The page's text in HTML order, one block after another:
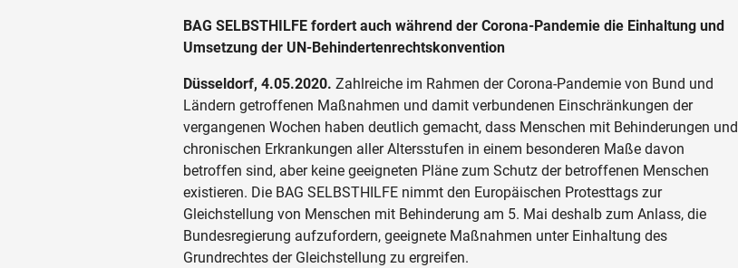
BAG SELBSTHILFE fordert auch während der Corona-Pandemie die Einhaltung und
Umsetzung der UN-Behindertenrechtskonvention
Düsseldorf, 4.05.2020. Zahlreiche im Rahmen der Corona-Pandemie von Bund und
Ländern getroffenen Maßnahmen und damit verbundenen Einschränkungen der
vergangenen Wochen haben deutlich gemacht, dass Menschen mit Behinderungen und
chronischen Erkrankungen aller Altersstufen in einem besonderen Maße davon
betroffen sind, aber keine geeigneten Pläne zum Schutz der betroffenen Menschen
existieren. Die BAG SELBSTHILFE nimmt den Europäischen Protesttags zur
Gleichstellung von Menschen mit Behinderung am 5. Mai deshalb zum Anlass, die
Bundesregierung aufzufordern, geeignete Maßnahmen unter Einhaltung des
Grundrechtes der Gleichstellung zu ergreifen.